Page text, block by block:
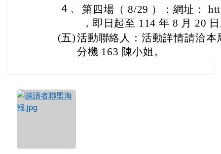
４、 第四場（ 8/29 ）：網址：
，即日起至 114 年 8 月 20
(五)活動聯絡人：活動詳情請洽
分機 163 陳小姐。